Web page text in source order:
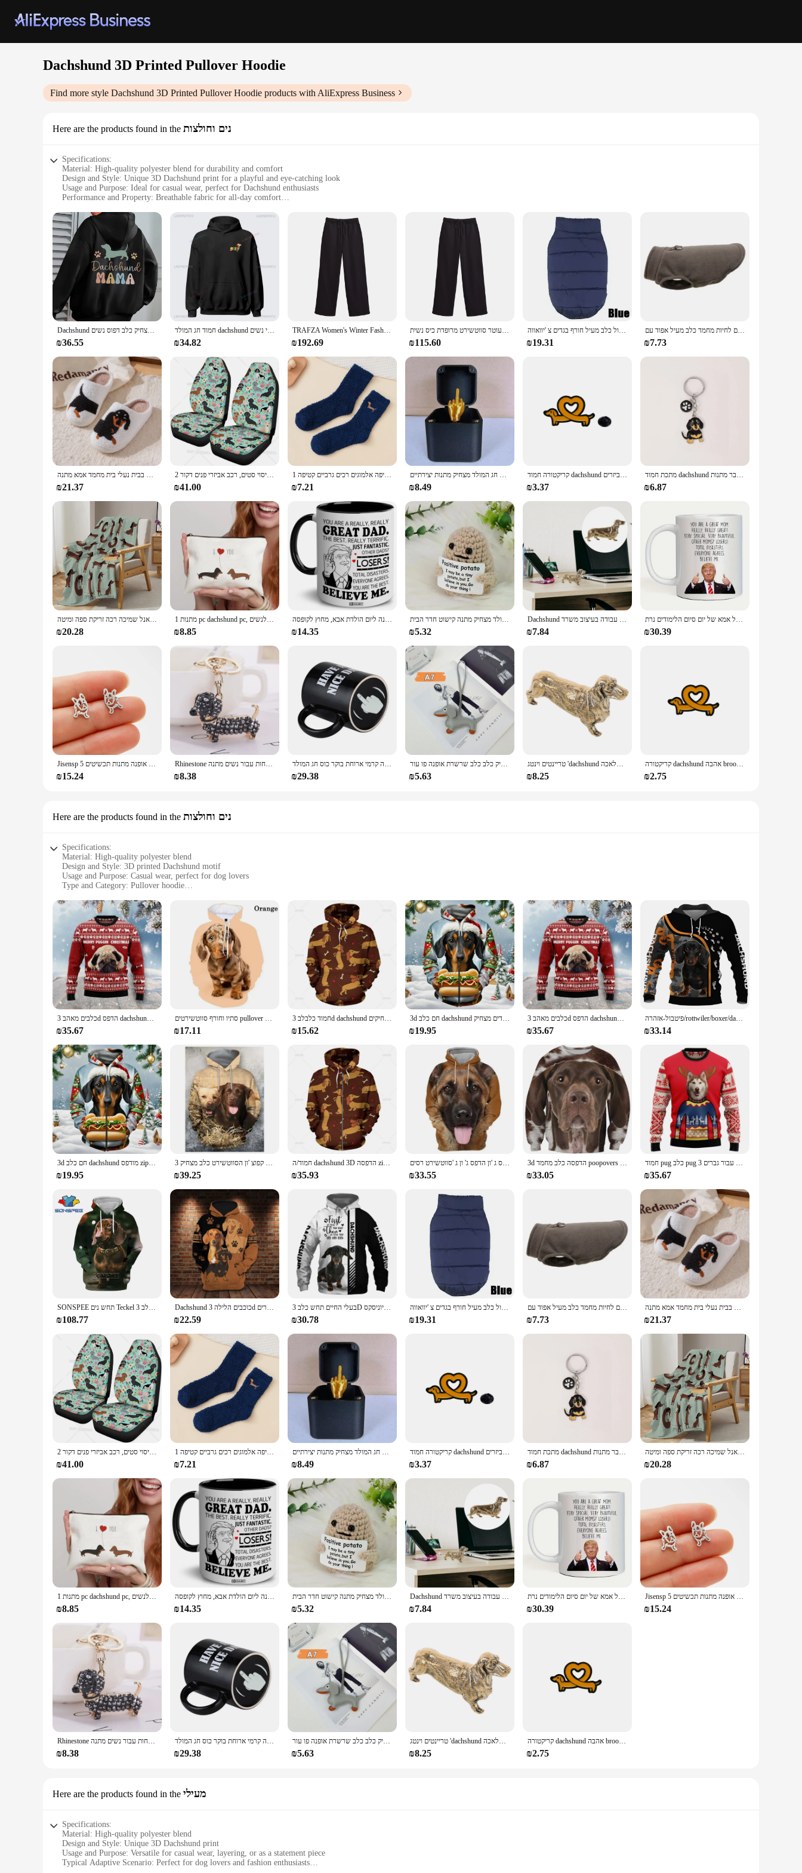
Dachshund 3D Printed Pullover Hoodie
Find more style Dachshund 3D Printed Pullover Hoodie products with AliExpress Business
Here are the products found in the נים וחולצות
Specifications:
Material: High-quality polyester blend for durability and comfort
Design and Style: Unique 3D Dachshund print for a playful and eye-catching look
Usage and Purpose: Ideal for casual wear, perfect for Dachshund enthusiasts
Performance and Property: Breathable fabric for all-day comfort
Parts and Accessories: Includes a matching hoodie for a coordinated set
Features:
**Embrace Your Love for Dachshunds**
The Dachshund 3D Printed Pullover Hoodie is not just a piece of clothing; it's a statement of your love for the adorable Dachshund breed. This hoodie is designed to showcase your affection for these
charming dogs in a stylish and comfortable way. The high-quality polyester blend ensures durability and a soft touch, making it perfect for everyday wear. Whether you're lounging at home or
stepping out for a casual outing, this hoodie is your go-to choice for a touch of whimsy in your wardrobe.
**Versatile and Functional**
This hoodie isn't just about style; it's also about functionality. The breathable fabric keeps you cool and comfortable, making it suitable for various activities and environments. The 3D Dachshund
print adds a playful element to your attire, ensuring that you stand out in a crowd. The matching hoodie in the set makes it a perfect gift for Dachshund lovers or a stylish addition to your own
collection.
**For Every Dachshund Enthusiast**
The Dachshund 3D Printed Pullover Hoodie is not just for Dachshund owners; it's for anyone who appreciates the charm of these short-legged dogs. It's an ideal choice for wholesale vendors,
suppliers, or individuals looking to add a unique touch to their wardrobe. Whether you're attending a Dachshund-themed event or simply want to show off your love for these adorable pets, this hoodie
is the perfect accessory. It's a must-have for anyone who wants to express their love for Dachshunds in a stylish and practical way.
Dachshund אמא מצחיק כלב דפוס נשים hoody harajuku עגול בגדים אופנה אופנה רך שרוול ארוך סתיו ברדס חם קפוצ 'ונים
₪36.55
חמוד חג המולד dachshund כמו סנטה קלאוס יוניסקס קפוצ 'ון קריקטורה חג המולד כלב גרפי נשים
₪34.82
TRAFZA Women's Winter Fashion Versatile Zipper Decorated Loose Hooded Sweatshirt Female Elegant Pocket Street Casual Coat Mujer
₪192.69
טרפזה אופנה חורף של נשים סתיו חורף מגוון רוכסן מעוטר סווטשירט מרופדת כיס נשית
₪115.60
חורף פרווה בגדים לכלבים חורף בגדים חם כלב לכלבים קטנים חג המולד גדול כלב מעיל חורף בגדים צ 'יוואווה
₪19.31
חם צמר כלבי בגדים לחיות מחמד כלב מעיל אפוד עם D-טבעת עבור קטן כלב חתולי בגדי צרפתית בולדוג תלבושות צ 'יוואווה מעיל
₪7.73
תבנית חיית מחמד רקמה רקמה ממולאת הבית העבה הבלעדית כותנה שופעת נעלי בית חם ללא החלקה בבית נעלי בית מחמד אמא מתנה
₪21.37
קריקטורה תחש הדפסת רכב מושב כיסוי סטים, רכב אביזרי פנים דקור 2Pcs מגיני רכב משאית רכבי השטח קריקטורה
₪41.00
1 זוגות כלבים חדוך כלב מעובות החורף חם רך גרביים גברים גרביים קטיפה אלמוגים רכים גרביים קטיפה
₪7.21
חג המולד מעניין מתנה מתיחה מתנה אמצע אצבע תיבת חג המולד תיבת חג המולד מצחיק מתנות יצירתיים
₪8.49
קריקטורה חמוד dachshund אמייל סיכת אהבה קריאטיבית לב חיה כלב דש סיכה תג תרמיל גב ביגוד כובע אביזרים
₪3.37
מתכת חמוד dachshund בולדוג כלב מפתחות רכב טבעת מפתח חיית המחמד כלבים תג לב גברים מפתח מתנה מתכת תליון מתנה חבר הטוב ביותר חבר מתנות
₪6.87
את הדכונד תנוחת שמיכה מודפסת לזרוק שמיכה פלאנל שמיכה פלאנל שמיכה רכה זריקת ספה ומיטה
₪20.28
1 מתנות pc dachshund pc, שקית איפור מתנות לנשים, dachshunds קוסמטיקה תיק איפור, מתנות כלב נואם
₪8.85
אבא מתנות ספל, אבא שודד יום אבא, אתה באמת ספל קפה של אבא, באמת טוב אבא, מתנה ליום הולדת אבא, מחוץ לקופסה!
₪14.35
חדש תפוחי אדמה חיבוק אנרגיה חיובית חדש כיס מיני צמר בעבודת יד סריגה בובה עם כרטיס חג המולד מצחיק מתנה קישוט חדר הבית
₪5.32
Dachshund כלב קישוטי פליז מפסלים בעלי חיים פיסתן מיניאטורי שולחן עבודה בעיצוב משרד
₪7.84
קרמי אמא חתרנית קפה יד לשטוף רק מכתב מבודדת סביב מתנה למבוגרים ליום של אמא של יום סיום הלימודים נרת
₪30.39
Jisensp 5 יח'\חבילה יפה חיית מחמד חדוה כלב כלה עגיל פלדה נירוסטה גור עגיל אופנה מתנות תכשיטים
₪15.24
Rhinestone קריסטל חמוד כלב חמוד/שרשרת מפתחות מחזיק מפתחות מפתחות טבעת מפתחות מפתחות טבעת מפתחות מפתחות עבור נשים מתנה
₪8.38
אנכי כוס אמצע אצבע קריאייטיב אנימה מוצרי טלוויזיה ומוצרי טלוויזיה קרמי מצחיק קפה קרמי ארוחת בוקר כוס חג המולד
₪29.38
קלאסי חמוד כלבלב תיק כלב כלב שרשרת אופנה פו עור dachshund מפתחות אביזרים טבעת מפתח
₪5.63
טריינטים וינטג 'dachshund כלב קישוטי משרד פליז בעלי חיים פסלים מלאכה
₪8.25
קריקטורה dachshund אהבה brooch תיק קישוט בגדים אביזרים תואם סגסוגת חמוד שמן מטפטף תג סיכה
₪2.75
Here are the products found in the נים וחולצות
Specifications:
Material: High-quality polyester blend
Design and Style: 3D printed Dachshund motif
Usage and Purpose: Casual wear, perfect for dog lovers
Type and Category: Pullover hoodie
Parts and Accessories: None
Features:
**Comfort Meets Style**
Embrace the warmth and style of our Dachshund 3D Printed Pullover Hoodie, a must-have for any dog enthusiast. Designed with a soft and comfortable polyester blend, this hoodie offers a cozy feel
that's perfect for casual outings or relaxing at home. The unique 3D printed Dachshund motif adds a playful touch to your wardrobe, making it a conversation starter and a fun way to show off your
love for these charming canines.
**Versatile and Durable**
This pullover hoodie is not just about looks; it's also built to last. The high-quality fabric ensures durability, making it a reliable choice for everyday wear. Whether you're out for a walk or just
lounging at home, this hoodie will keep you warm and stylish. Its versatile design makes it suitable for a variety of occasions, from casual gatherings to outdoor adventures.
**For Dog Lovers Everywhere**
Our Dachshund 3D Printed Pullover Hoodie is not just a piece of clothing; it's a statement of love for dogs. The wholesale availability and support from vendors and suppliers make it an ideal choice
dog lovers who want to express their affection for Dachshunds in a fashionable way.
כלבים מאהב 3d הדפס dachshund כלב נשים גברים נשים סוודר חג המולד מכוער מסיבת זוג גברים נשים נשים סוודרים חג המולד
₪35.67
סתיו וחורף סווטשירטים pullover 3d dachshund כלב חיית מחמד גברים נשים יוניסקס מגניב קפוצ 'ונים ארוך שרוולים
₪17.11
חמוד כלבלב 3d dachshund דפוס קפוצ 'ון לגברים מצחיק נקניק גברים מצחיקים
₪15.62
3d חם כלב dachshund מודפס רוכסן סווטשרט רוכסן לגברים נשים ילד בגדים מצחיק y2k zip-up קפוצ 'ון/סתיו חורף מעיל חג המולד מעיל
₪19.95
כלבים מאהב 3d הדפס dachshund כלב נשים גברים נשים סוודר חג המולד מכוער מסיבת זוג גברים נשים נשים סוודרים חג המולד
₪35.67
פיטבול-אזהרה/rottwiler/boxer/dachshund מודפס קפוצ 'ון נשים עבור גברים סובבים רחוב רחוב אהבה כלב אהבה מתנה
₪33.14
3d חם כלב dachshund מודפס zip קפוצ 'ט קפוצ' ט-אפ קפוצ 'ון מעיל החורף חג המולד מעיל
₪19.95
גברים של סוודר קפוצ 'ון הסווטשירט כלב מצחיק 3d מודפס פסים פסים בעלי חיים גרפי יומי יומיומי הביתה ברדס עם כיס
₪39.25
חמוד/ה dachshund 3D הדפסה zip למעלה קפוצ 'ון מצחיק כלבלב dachshund גרפי zip swarshirt נשים בגדי גברים מזדמנים
₪35.93
סווטשרט רעם ברדס ג 'ון הדפס ג' ון ג 'סווטשירט רסים
₪33.55
3d הדפסה כלב מחמד poopovers גברים גבול בעלי החיים הגבול צבע כלב סתיו אופנה ארוך שרוולים סווטשירט הצוואר
₪33.05
חמוד pug כלב pug חמוד סוודר עבור גברים 3D מודפס חיות מחמד corgi מכוער חדש סווטשירטים נשים חולצות שרוול ארוך קפוצ 'ונים
₪35.67
SONSPEE תחש נים Teckel סוודרים לגברים של לדאקל כלב 3D הדפסת טי חולצות רחב מימדים נשים חמוד בגדי Homme ארוך שרוול
₪108.77
Dachshund כוכבים הלילה 3d מודפס נשים קפוצ 'ון עבור גברים pullove רחוב אהבה כלב מתנה
₪22.59
בעלי החיים תחש כלב 3D מודפס יוניסקס Deluxe הסווטשרט גברים/נשים סווטשירט Streetwear Zip סוודר מזדמן מעיל אימונית
₪30.78
חורף פרווה בגדים לכלבים חורף בגדים חם כלב לכלבים קטנים חג המולד גדול כלב מעיל חורף בגדים צ 'יוואווה
₪19.31
חם צמר כלבי בגדים לחיות מחמד כלב מעיל אפוד עם D-טבעת עבור קטן כלב חתולי בגדי צרפתית בולדוג תלבושות צ 'יוואווה מעיל
₪7.73
תבנית חיית מחמד רקמה רקמה ממולאת הבית העבה הבלעדית כותנה שופעת נעלי בית חם ללא החלקה בבית נעלי בית מחמד אמא מתנה
₪21.37
קריקטורה תחש הדפסת רכב מושב כיסוי סטים, רכב אביזרי פנים דקור 2Pcs מגיני רכב משאית רכבי השטח קריקטורה
₪41.00
1 זוגות כלבים חדוך כלב מעובות החורף חם רך גרביים גברים גרביים קטיפה אלמוגים רכים גרביים קטיפה
₪7.21
חג המולד מעניין מתנה מתיחה מתנה אמצע אצבע תיבת חג המולד תיבת חג המולד מצחיק מתנות יצירתיים
₪8.49
קריקטורה חמוד dachshund אמייל סיכת אהבה קריאטיבית לב חיה כלב דש סיכה תג תרמיל גב ביגוד כובע אביזרים
₪3.37
מתכת חמוד dachshund בולדוג כלב מפתחות רכב טבעת מפתח חיית המחמד כלבים תג לב גברים מפתח מתנה מתכת תליון מתנה חבר הטוב ביותר חבר מתנות
₪6.87
את הדכונד תנוחת שמיכה מודפסת לזרוק שמיכה פלאנל שמיכה פלאנל שמיכה רכה זריקת ספה ומיטה
₪20.28
1 מתנות pc dachshund pc, שקית איפור מתנות לנשים, dachshunds קוסמטיקה תיק איפור, מתנות כלב נואם
₪8.85
אבא מתנות ספל, אבא שודד יום אבא, אתה באמת ספל קפה של אבא, באמת טוב אבא, מתנה ליום הולדת אבא, מחוץ לקופסה!
₪14.35
חדש תפוחי אדמה חיבוק אנרגיה חיובית חדש כיס מיני צמר בעבודת יד סריגה בובה עם כרטיס חג המולד מצחיק מתנה קישוט חדר הבית
₪5.32
Dachshund כלב קישוטי פליז מפסלים בעלי חיים פיסתן מיניאטורי שולחן עבודה בעיצוב משרד
₪7.84
קרמי אמא חתרנית קפה יד לשטוף רק מכתב מבודדת סביב מתנה למבוגרים ליום של אמא של יום סיום הלימודים נרת
₪30.39
Jisensp 5 יח'\חבילה יפה חיית מחמד חדוה כלב כלה עגיל פלדה נירוסטה גור עגיל אופנה מתנות תכשיטים
₪15.24
Rhinestone קריסטל חמוד כלב חמוד/שרשרת מפתחות מחזיק מפתחות מפתחות טבעת מפתחות מפתחות טבעת מפתחות מפתחות עבור נשים מתנה
₪8.38
אנכי כוס אמצע אצבע קריאייטיב אנימה מוצרי טלוויזיה ומוצרי טלוויזיה קרמי מצחיק קפה קרמי ארוחת בוקר כוס חג המולד
₪29.38
קלאסי חמוד כלבלב תיק כלב כלב שרשרת אופנה פו עור dachshund מפתחות אביזרים טבעת מפתח
₪5.63
טריינטים וינטג 'dachshund כלב קישוטי משרד פליז בעלי חיים פסלים מלאכה
₪8.25
קריקטורה dachshund אהבה brooch תיק קישוט בגדים אביזרים תואם סגסוגת חמוד שמן מטפטף תג סיכה
₪2.75
Here are the products found in the מעילי
Specifications:
Material: High-quality polyester blend
Design and Style: Unique 3D Dachshund print
Usage and Purpose: Versatile for casual wear, layering, or as a statement piece
Typical Adaptive Scenario: Perfect for dog lovers and fashion enthusiasts